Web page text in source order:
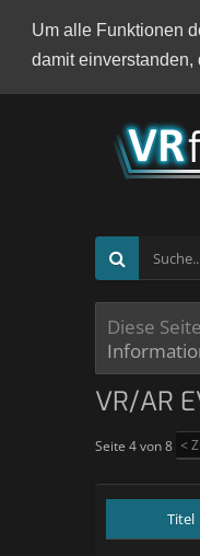
Um alle Funktionen
damit
Diese
VR/AR
Seite 4 von 8 <
Titel